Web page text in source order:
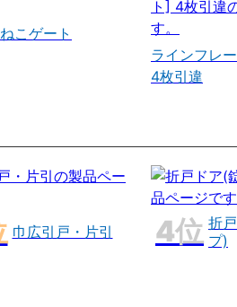
ねこゲート
ラインフレ
4枚引違
巾広引戸・片引
折
プ)